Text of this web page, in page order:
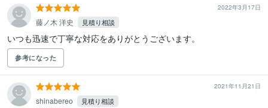
2022年3月17日
藤ノ木 洋史 見積り相談
いつも迅速で丁寧な対応をありがとうございます。
参考になった
2021年11月21日
shinabereo 見積り相談